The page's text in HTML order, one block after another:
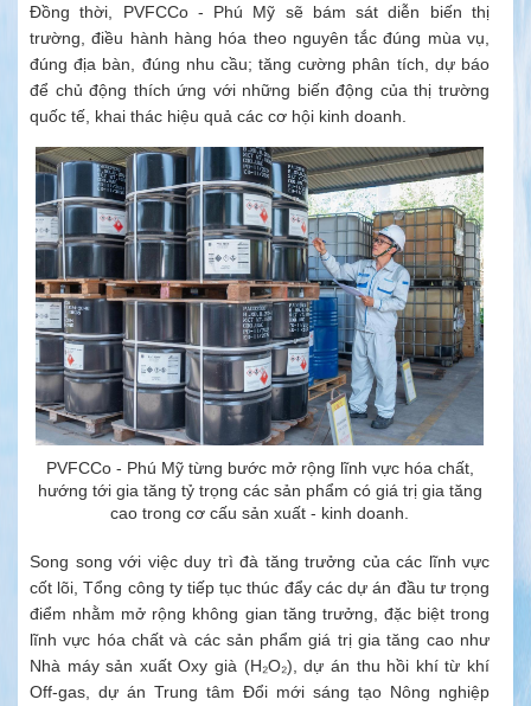
Đồng thời, PVFCCo - Phú Mỹ sẽ bám sát diễn biến thị
trường, điều hành hàng hóa theo nguyên tắc đúng mùa vụ,
đúng địa bàn, đúng nhu cầu; tăng cường phân tích, dự báo
để chủ động thích ứng với những biến động của thị trường
quốc tế, khai thác hiệu quả các cơ hội kinh doanh.
PVFCCo - Phú Mỹ từng bước mở rộng lĩnh vực hóa chất,
hướng tới gia tăng tỷ trọng các sản phẩm có giá trị gia tăng
cao trong cơ cấu sản xuất - kinh doanh.
Song song với việc duy trì đà tăng trưởng của các lĩnh vực
cốt lõi, Tổng công ty tiếp tục thúc đẩy các dự án đầu tư trọng
điểm nhằm mở rộng không gian tăng trưởng, đặc biệt trong
lĩnh vực hóa chất và các sản phẩm giá trị gia tăng cao như
Nhà máy sản xuất Oxy già (H₂O₂), dự án thu hồi khí từ khí
Off-gas, dự án Trung tâm Đổi mới sáng tạo Nông nghiệp